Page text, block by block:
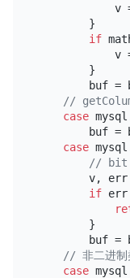
v
        }
if
v
        }
buf =
//
case
buf =
case
// bit
v, err
if err
        }
buf =
// 非二进制
case